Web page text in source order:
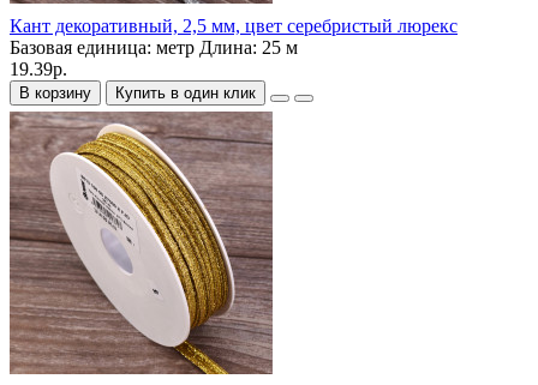
Кант декоративный, 2,5 мм, цвет серебристый люрекс
Базовая единица: метр Длина: 25 м
19.39р.
В корзину Купить в один клик